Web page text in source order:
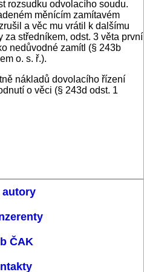
rozsudku odvolacího soudu.
měnícím zamítavém
a věc mu vrátil k dalšímu
za středníkem, odst. 3 věta první
nedůvodné zamítl (§ 243b
o. s. ř.).
nákladů dovolacího řízení
o věci (§ 243d odst. 1
autory
ČAK